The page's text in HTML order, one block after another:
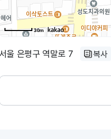
30m
울 은평구 역말로 7 복사